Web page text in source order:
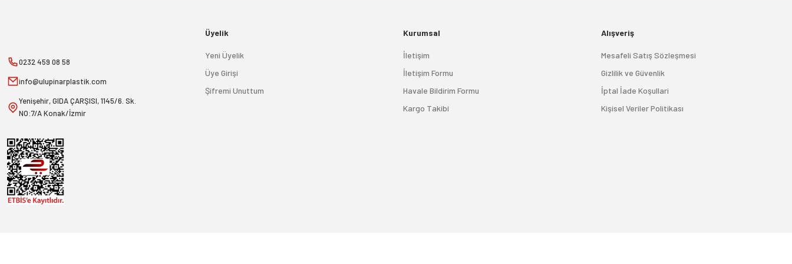
0232 459 08 58
info@ulupinarplastik.com
Yenişehir, GIDA ÇARŞISI, 1145/6. Sk.
NO:7/A Konak/İzmir
Üyelik
Yeni Üyelik
Üye Girişi
Şifremi Unuttum
Kurumsal
İletişim
İletişim Formu
Havale Bildirim Formu
Kargo Takibi
Alışveriş
Mesafeli Satış Sözleşmesi
Gizlilik ve Güvenlik
İptal İade Koşullari
Kişisel Veriler Politikası